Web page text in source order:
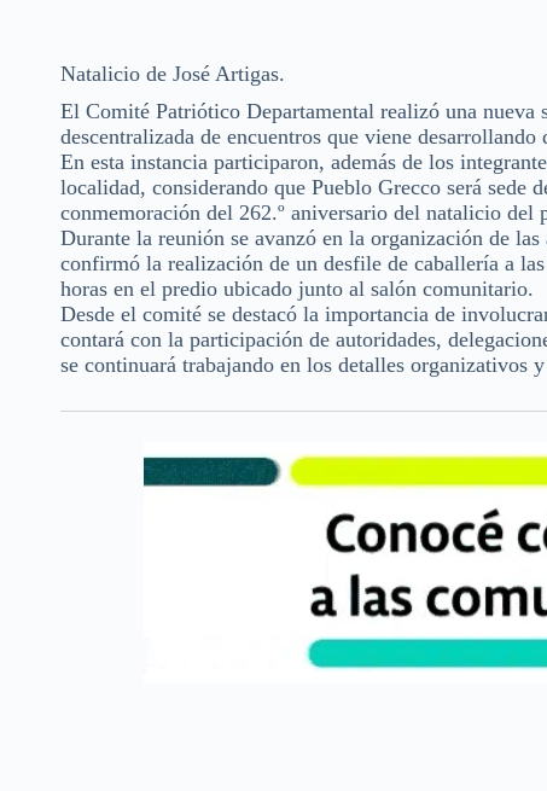
Natalicio de José Artigas.
El Comité Patriótico Departamental realizó una nueva
descentralizada de encuentros que viene desarrollando
En esta instancia participaron, además de los
localidad, considerando que Pueblo Grecco será
conmemoración del 262.º aniversario del natalicio
Durante la reunión se avanzó en la organización de
confirmó la realización de un desfile de caballería a
horas en el predio ubicado junto al salón comunitario.
Desde el comité se destacó la importancia de
contará con la participación de autoridades,
se continuará trabajando en los detalles organizativos